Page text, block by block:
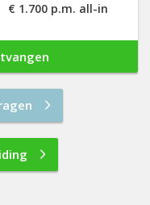
€ 1.700 p.m. all-in